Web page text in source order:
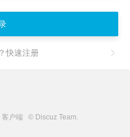
快速注册
客户端 © Discuz Team.